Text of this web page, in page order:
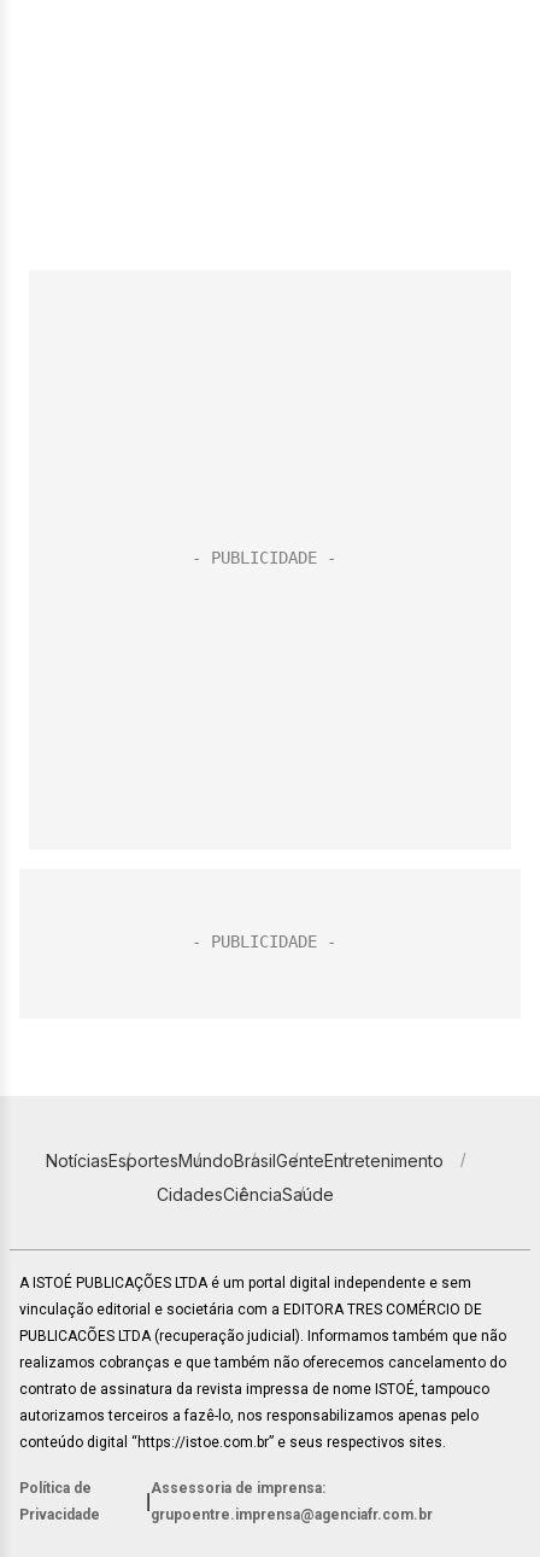
NotíciasEsportesMundoBrasilGenteEntretenimento
CidadesCiênciaSaúde
A ISTOÉ PUBLICAÇÕES LTDA é um portal digital independente e sem
vinculação editorial e societária com a EDITORA TRES COMÉRCIO DE
PUBLICACÕES LTDA (recuperação judicial). Informamos também que não
realizamos cobranças e que também não oferecemos cancelamento do
contrato de assinatura da revista impressa de nome ISTOÉ, tampouco
autorizamos terceiros a fazê-lo, nos responsabilizamos apenas pelo
conteúdo digital “https://istoe.com.br” e seus respectivos sites.
Política de
Privacidade
Assessoria de imprensa:
grupoentre.imprensa@agenciafr.com.br